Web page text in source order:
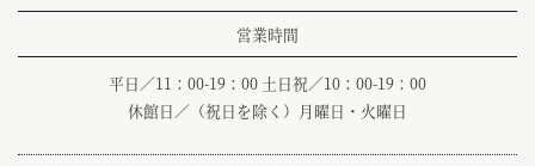
営業時間
平日／11：00-19：00 土日祝／10：00-19：00
休館日／（祝日を除く）月曜日・火曜日